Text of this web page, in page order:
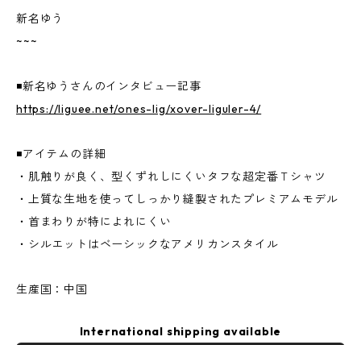
新名ゆう
~~~
◾️新名ゆうさんのインタビュー記事
https://liguee.net/ones-lig/xover-liguler-4/
◾️アイテムの詳細
・肌触りが良く、型くずれしにくいタフな超定番Ｔシャツ
・上質な生地を使ってしっかり縫製されたプレミアムモデル
・首まわりが特によれにくい
・シルエットはベーシックなアメリカンスタイル
生産国：中国
International shipping available